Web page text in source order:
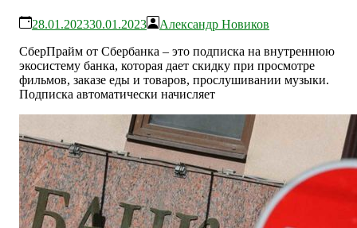
28.01.202330.01.2023
Александр Новиков
СберПрайм от Сбербанка – это подписка на внутреннюю
экосистему банка, которая дает скидку при просмотре
фильмов, заказе еды и товаров, прослушивании музыки.
Подписка автоматически начисляет